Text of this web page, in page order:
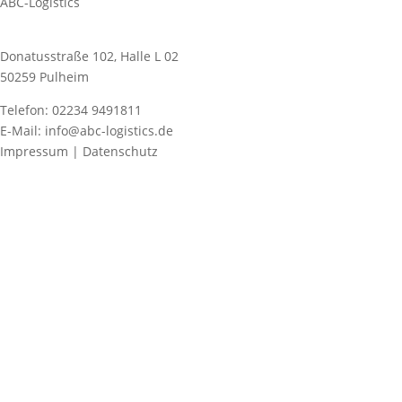
Donatusstraße 102, Halle L 02
50259 Pulheim
Telefon: 02234 9491811
E-Mail: info@abc-logistics.de
Impressum | Datenschutz